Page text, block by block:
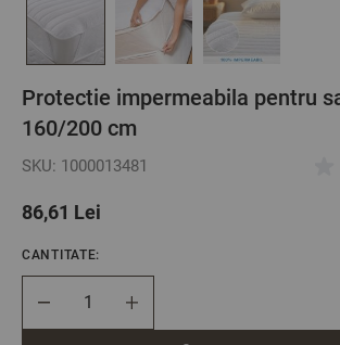
Protectie impermeabila pentru
160/200 cm
SKU: 1000013481
86,61 Lei
CANTITATE: